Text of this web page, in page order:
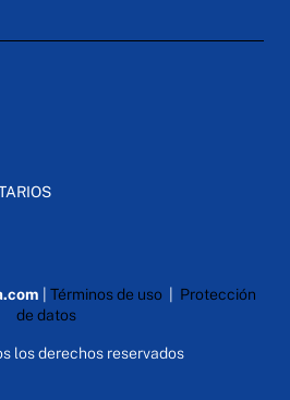
Términos de uso| Protección
de datos
los derechos reservados